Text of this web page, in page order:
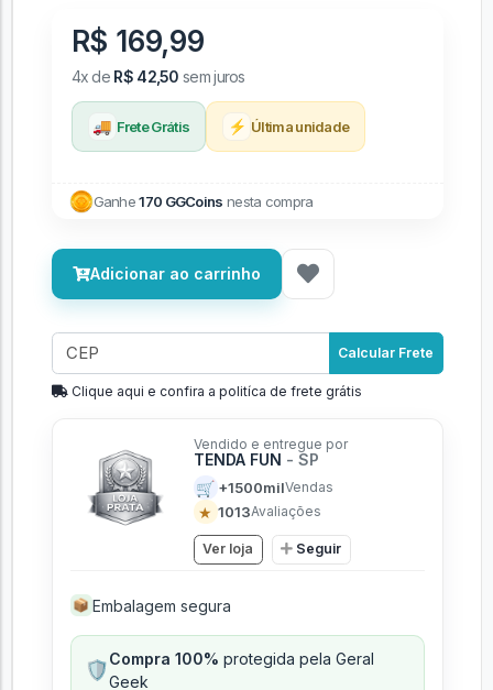
R$ 169,99
4x de R$ 42,50 sem juros
🚚 Frete Grátis ⚡ Última unidade
Ganhe170 GGCoins nesta compra
Adicionar ao carrinho
Calcular Frete
Clique aqui e confira a politíca de frete grátis
Vendido e entregue por
TENDA FUN - SP
🛒 +1500milVendas
★ 1013Avaliações
Ver loja Seguir
📦 Embalagem segura
🛡️Compra 100% protegida pela Geral
Geek